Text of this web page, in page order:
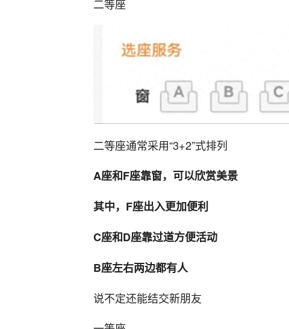
二等座
二等座通常采用“3+2”式排列
A座和F座靠窗，可以欣赏美景
其中，F座出入更加便利
C座和D座靠过道方便活动
B座左右两边都有人
说不定还能结交新朋友